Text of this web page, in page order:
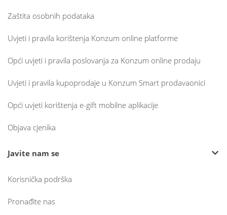
Zaštita osobnih podataka
Uvjeti i pravila korištenja Konzum online platforme
Opći uvjeti i pravila poslovanja za Konzum online prodaju
Uvjeti i pravila kupoprodaje u Konzum Smart prodavaonici
Opći uvjeti korištenja e-gift mobilne aplikacije
Objava cjenika
Javite nam se
Korisnička podrška
Pronađite nas